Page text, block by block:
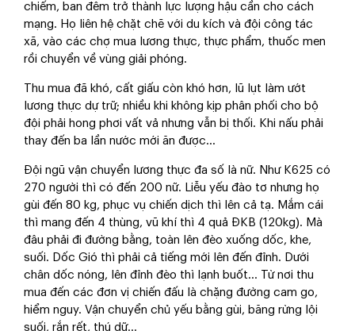
chiếm, ban đêm trở thành lực lượng hậu cần cho cách
mạng. Họ liên hệ chặt chẽ với du kích và đội công tác
xã, vào các chợ mua lương thực, thực phẩm, thuốc men
rồi chuyển về vùng giải phóng.
Thu mua đã khó, cất giấu còn khó hơn, lũ lụt làm ướt
lương thực dự trữ; nhiều khi không kịp phân phối cho bộ
đội phải hong phơi vất vả nhưng vẫn bị thối. Khi nấu phải
thay đến ba lần nước mới ăn được...
Đội ngũ vận chuyển lương thực đa số là nữ. Như K625 có
270 người thì có đến 200 nữ. Liễu yếu đào tơ nhưng họ
gùi đến 80 kg, phục vụ chiến dịch thì lên cả tạ. Mắm cái
thì mang đến 4 thùng, vũ khí thì 4 quả ĐKB (120kg). Mà
đâu phải đi đường bằng, toàn lên đèo xuống dốc, khe,
suối. Dốc Gió thì phải cả tiếng mới lên đến đỉnh. Dưới
chân dốc nóng, lên đỉnh đèo thì lạnh buốt... Từ nơi thu
mua đến các đơn vị chiến đấu là chặng đường cam go,
hiểm nguy. Vận chuyển chủ yếu bằng gùi, băng rừng lội
suối, rắn rết, thú dữ...